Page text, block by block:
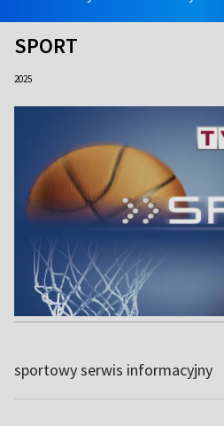
SPORT
2025
sportowy serwis informacyjny